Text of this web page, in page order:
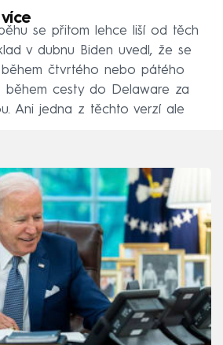
se přitom lehce liší od těch
v dubnu Biden uvedl, že se
čtvrtého nebo pátého
během cesty do Delaware za
Ani jedna z těchto verzí ale